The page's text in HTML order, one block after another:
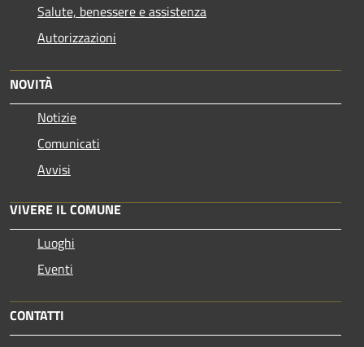
Salute, benessere e assistenza
Autorizzazioni
NOVITÀ
Notizie
Comunicati
Avvisi
VIVERE IL COMUNE
Luoghi
Eventi
CONTATTI